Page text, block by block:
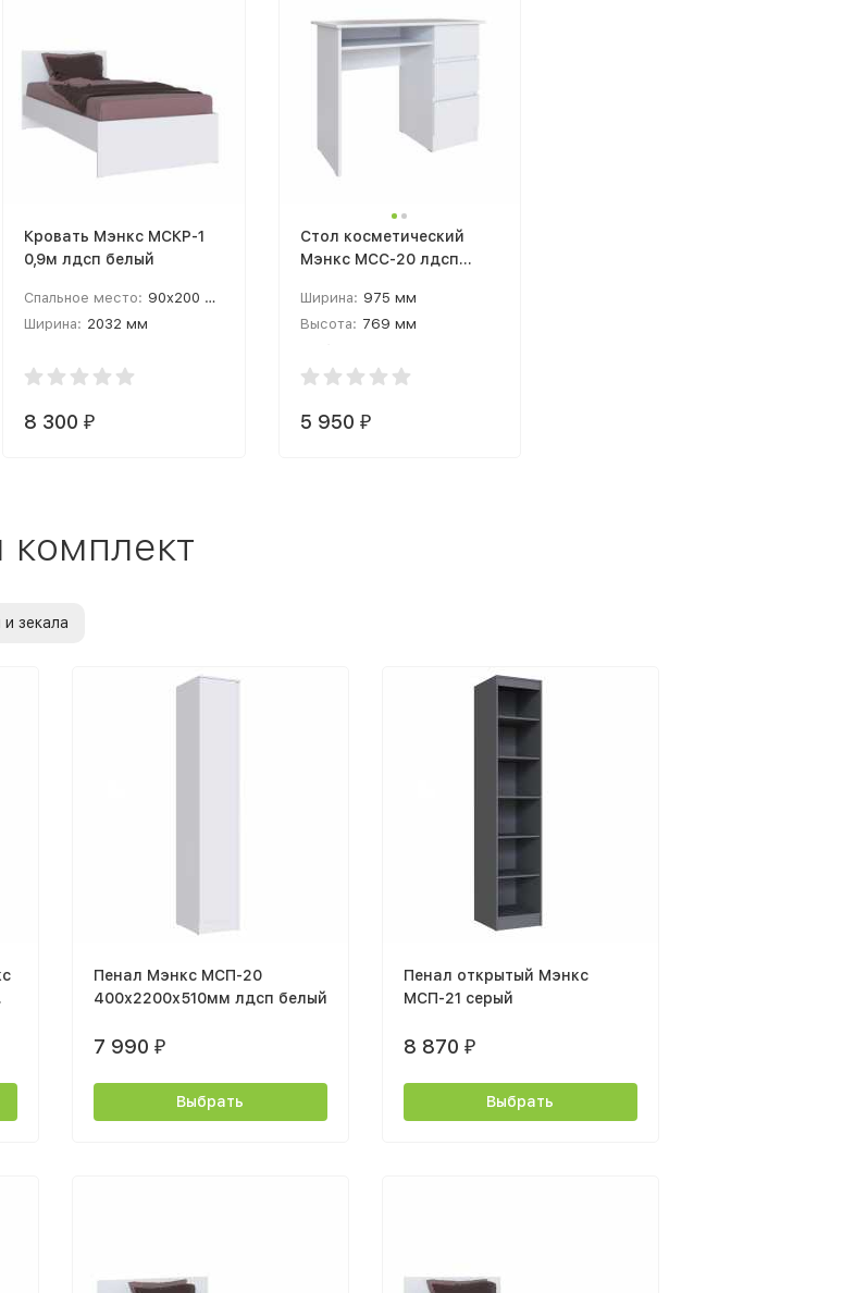
Кровать Мэнкс МСКР-1
0,9м лдсп белый
Спальное место: 90x200 см
Ширина: 2032 мм
8 300₽
Стол косметический
Мэнкс МСС-20 лдсп
Ширина: 975 мм
Высота: 769 мм
5 950 ₽
зекала
Пенал Мэнкс МСП-20
400х2200х510мм лдсп белый
7 990 ₽
Выбрать
Пенал открытый Мэнкс
МСП-21 серый
8 870 ₽
Выбрать